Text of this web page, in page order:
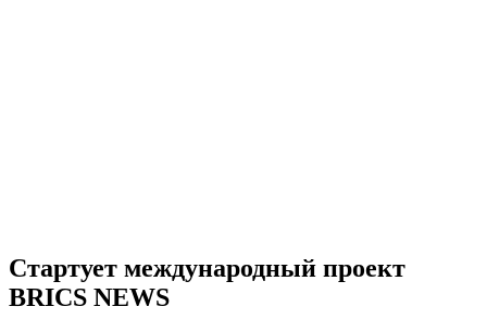
Стартует международный проект
BRICS NEWS